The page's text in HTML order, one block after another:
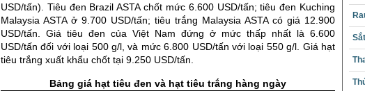
USD/tấn). Tiêu đen Brazil ASTA chốt mức 6.600 USD/tấn; tiêu đen Kuching
Malaysia ASTA ở 9.700 USD/tấn; tiêu trắng Malaysia ASTA có giá 12.900
USD/tấn. Giá tiêu đen của Việt Nam đứng ở mức thấp nhất là 6.600
USD/tấn đối với loại 500 g/l, và mức 6.800 USD/tấn với loại 550 g/l. Giá hạt
tiêu trắng xuất khẩu chốt tại 9.250 USD/tấn.
Bảng giá hạt tiêu đen và hạt tiêu trắng hàng ngày